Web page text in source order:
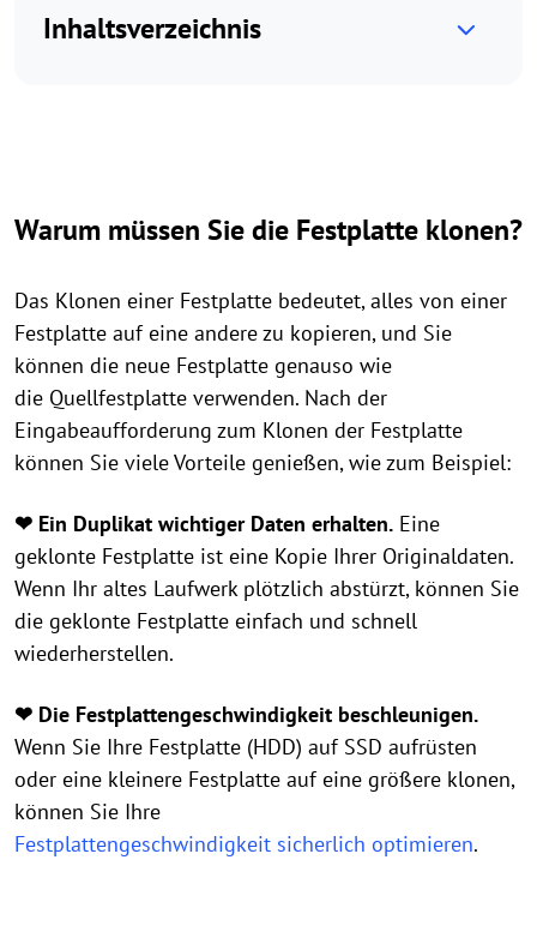
Inhaltsverzeichnis
Warum müssen Sie die Festplatte klonen?
Das Klonen einer Festplatte bedeutet, alles von einer
Festplatte auf eine andere zu kopieren, und Sie
können die neue Festplatte genauso wie
die Quellfestplatte verwenden. Nach der
Eingabeaufforderung zum Klonen der Festplatte
können Sie viele Vorteile genießen, wie zum Beispiel:
❤ Ein Duplikat wichtiger Daten erhalten. Eine
geklonte Festplatte ist eine Kopie Ihrer Originaldaten.
Wenn Ihr altes Laufwerk plötzlich abstürzt, können Sie
die geklonte Festplatte einfach und schnell
wiederherstellen.
❤ Die Festplattengeschwindigkeit beschleunigen.
Wenn Sie Ihre Festplatte (HDD) auf SSD aufrüsten
oder eine kleinere Festplatte auf eine größere klonen,
können Sie Ihre
Festplattengeschwindigkeit sicherlich optimieren.